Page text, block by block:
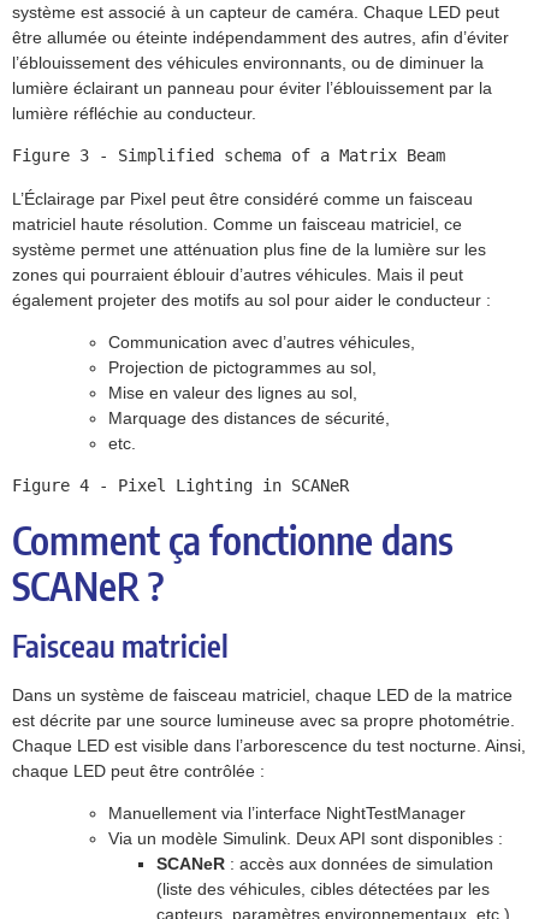
système est associé à un capteur de caméra. Chaque LED peut
être allumée ou éteinte indépendamment des autres, afin d’éviter
l’éblouissement des véhicules environnants, ou de diminuer la
lumière éclairant un panneau pour éviter l’éblouissement par la
lumière réfléchie au conducteur.
Figure 3 - Simplified schema of a Matrix Beam
L’Éclairage par Pixel peut être considéré comme un faisceau
matriciel haute résolution. Comme un faisceau matriciel, ce
système permet une atténuation plus fine de la lumière sur les
zones qui pourraient éblouir d’autres véhicules. Mais il peut
également projeter des motifs au sol pour aider le conducteur :
Communication avec d’autres véhicules,
Projection de pictogrammes au sol,
Mise en valeur des lignes au sol,
Marquage des distances de sécurité,
etc.
Figure 4 - Pixel Lighting in SCANeR
Comment ça fonctionne dans
SCANeR ?
Faisceau matriciel
Dans un système de faisceau matriciel, chaque LED de la matrice
est décrite par une source lumineuse avec sa propre photométrie.
Chaque LED est visible dans l’arborescence du test nocturne. Ainsi,
chaque LED peut être contrôlée :
Manuellement via l’interface NightTestManager
Via un modèle Simulink. Deux API sont disponibles :
SCANeR : accès aux données de simulation
(liste des véhicules, cibles détectées par les
capteurs, paramètres environnementaux, etc.),